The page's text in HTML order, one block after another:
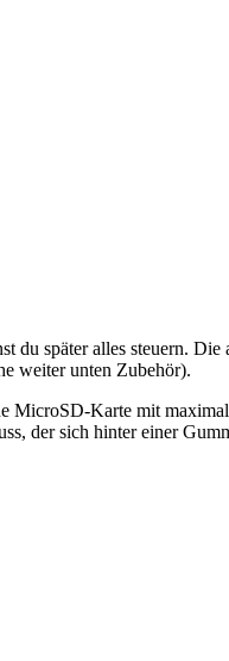
später alles steuern.
weiter unten Zubehör).
Karte mit
der sich hinter einer